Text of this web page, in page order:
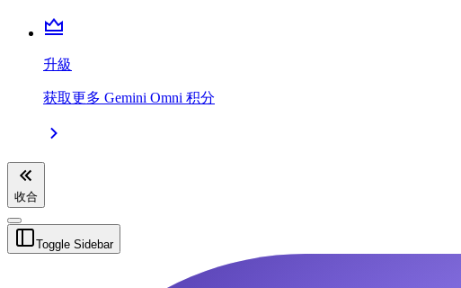
升級
获取更多 Gemini Omni 积分
收合
Toggle Sidebar